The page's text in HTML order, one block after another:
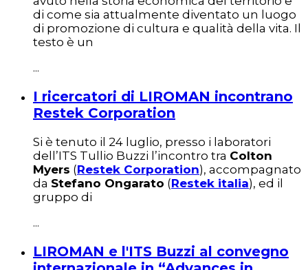
di come sia attualmente diventato un luogo
di promozione di cultura e qualità della vita. Il
testo è un
...
I ricercatori di LIROMAN incontrano
Restek Corporation
Si è tenuto il 24 luglio, presso i laboratori
dell’ITS Tullio Buzzi l’incontro tra Colton
Myers (Restek Corporation), accompagnato
da Stefano Ongarato (Restek italia), ed il
gruppo di
...
LIROMAN e l'ITS Buzzi al convegno